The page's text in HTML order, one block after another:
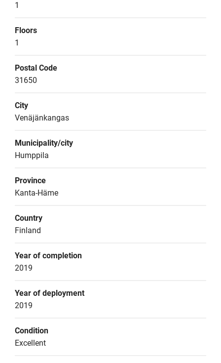
1
Floors
1
Postal Code
31650
City
Venäjänkangas
Municipality/city
Humppila
Province
Kanta-Häme
Country
Finland
Year of completion
2019
Year of deployment
2019
Condition
Excellent